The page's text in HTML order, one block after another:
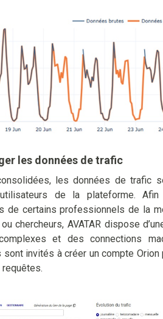
les données de trafic
les données de trafic
de la plateforme.
de certains professionnels de la
chercheurs, AVATAR dispose
et des connections
sont invités à créer un compte
requêtes.